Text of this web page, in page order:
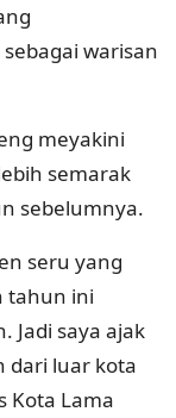
warisan
meyakini
semarak
sebelumnya.
seru yang
tahun ini
Jadi saya ajak
dari luar kota
Kota Lama